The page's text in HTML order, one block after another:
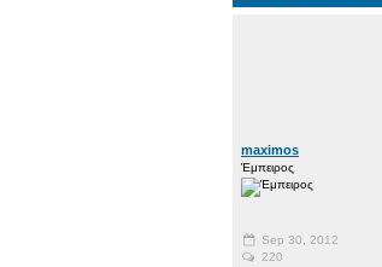
maximos
Έμπειρος
Sep 30, 2012
220